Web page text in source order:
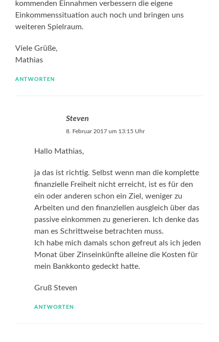
kommenden Einnahmen verbessern die eigene
Einkommenssituation auch noch und bringen uns
weiteren Spielraum.
Viele Grüße,
Mathias
ANTWORTEN
Steven
8. Februar 2017 um 13:15 Uhr
Hallo Mathias,
ja das ist richtig. Selbst wenn man die komplette
finanzielle Freiheit nicht erreicht, ist es für den
ein oder anderen schon ein Ziel, weniger zu
Arbeiten und den finanziellen ausgleich über das
passive einkommen zu generieren. Ich denke das
man es Schrittweise betrachten muss.
Ich habe mich damals schon gefreut als ich jeden
Monat über Zinseinkünfte alleine die Kosten für
mein Bankkonto gedeckt hatte.
Gruß Steven
ANTWORTEN